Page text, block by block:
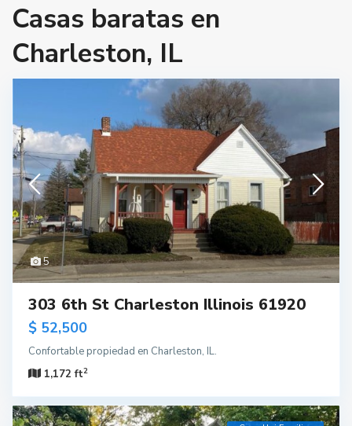
Casas baratas en
Charleston, IL
5
303 6th St Charleston Illinois 61920
$ 52,500
Confortable propiedad en Charleston, IL.
1,172 ft2